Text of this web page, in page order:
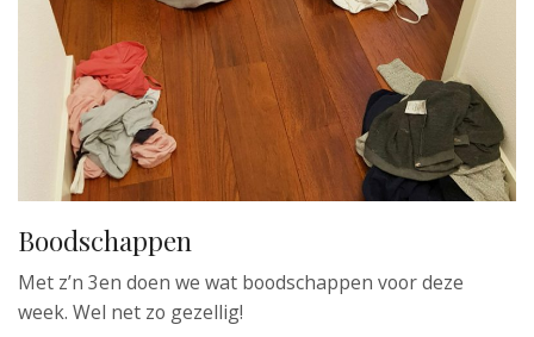
Boodschappen
Met z’n 3en doen we wat boodschappen voor deze
week. Wel net zo gezellig!